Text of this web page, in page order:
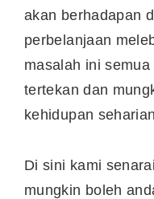
akan berhadapan
perbelanjaan
masalah ini
tertekan dan
kehidupan
Di sini kami
mungkin boleh